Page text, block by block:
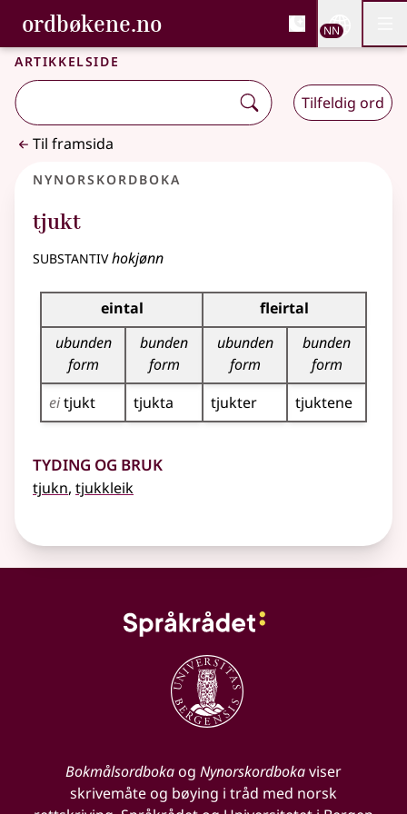
Gå til hovudinnhald
Tilgjenge
ordbøkene.no, Bokmålsordboka og
Bokmålsordboka og Nynorskordboka
NN
Artikkelside
Tilfeldig ord
Til framsida
Nynorskordboka
tjukt
substantivhokjønn
Bøyningstabell for dette substantivet
eintal
fleirtal
ubunden
form
bunden
form
ubunden
form
bunden
form
eitjukt tjukta tjukter tjuktene
Tyding og bruk
tjukn, tjukkleik
Bokmålsordbokaog Nynorskordbokaviser
skrivemåte og bøying i tråd med norsk